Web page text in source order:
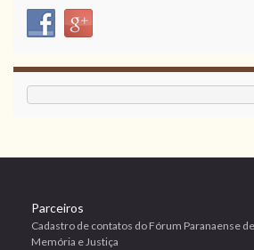
Parceiros
Cadastro de contatos do Fórum Paranaense
Memória e Justiça